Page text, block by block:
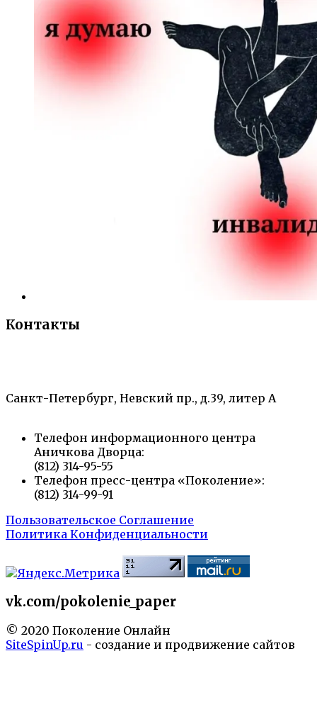
Контакты
Санкт-Петербург, Невский пр., д.39, литер А
Телефон информационного центра
Аничкова Дворца:
(812) 314-95-55
Телефон пресс-центра «Поколение»:
(812) 314-99-91
Пользовательское Соглашение
Политика Конфиденциальности
vk.com/pokolenie_paper
© 2020 Поколение Онлайн
SiteSpinUp.ru - создание и продвижение сайтов